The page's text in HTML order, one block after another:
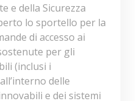
e della Sicurezza
lo sportello per la
di accesso ai
per gli
(inclusi i
delle
e dei sistemi